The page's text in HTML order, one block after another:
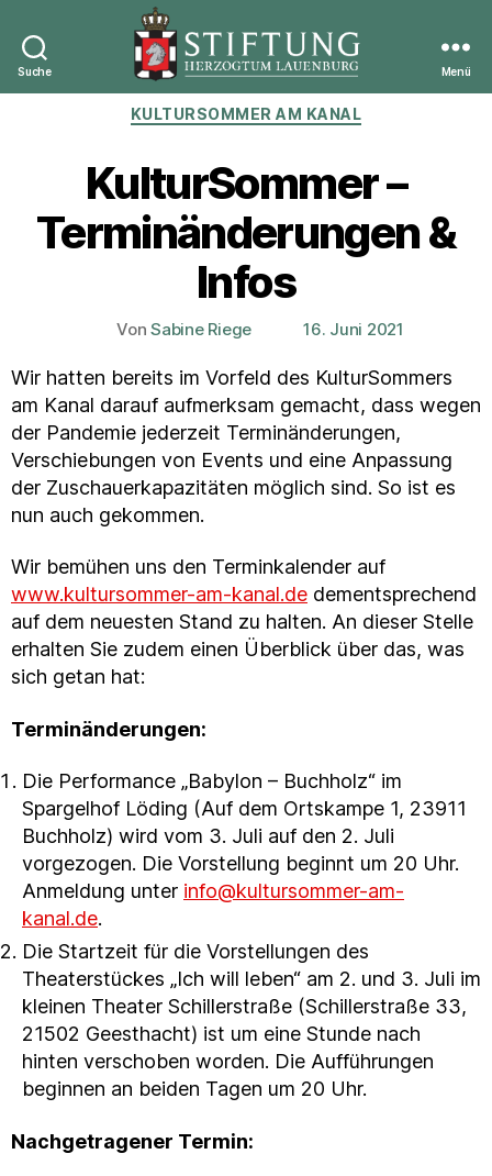
Suche
Stiftung
Herzogtum
Menü
Kategorien
KULTURSOMMER AM KANAL
KulturSommer –
Terminänderungen &
Infos
Beitragsautor
VonSabine Riege Veröffentlichungsdatum
16. Juni 2021
Wir hatten bereits im Vorfeld des KulturSommers
am Kanal darauf aufmerksam gemacht, dass wegen
der Pandemie jederzeit Terminänderungen,
Verschiebungen von Events und eine Anpassung
der Zuschauerkapazitäten möglich sind. So ist es
nun auch gekommen.
Wir bemühen uns den Terminkalender auf
www.kultursommer-am-kanal.de dementsprechend
auf dem neuesten Stand zu halten. An dieser Stelle
erhalten Sie zudem einen Überblick über das, was
sich getan hat:
Terminänderungen:
Die Performance „Babylon – Buchholz“ im
Spargelhof Löding (Auf dem Ortskampe 1, 23911
Buchholz) wird vom 3. Juli auf den 2. Juli
vorgezogen. Die Vorstellung beginnt um 20 Uhr.
Anmeldung unter info@kultursommer-am-
kanal.de.
Die Startzeit für die Vorstellungen des
Theaterstückes „Ich will leben“ am 2. und 3. Juli im
kleinen Theater Schillerstraße (Schillerstraße 33,
21502 Geesthacht) ist um eine Stunde nach
hinten verschoben worden. Die Aufführungen
beginnen an beiden Tagen um 20 Uhr.
Nachgetragener Termin: